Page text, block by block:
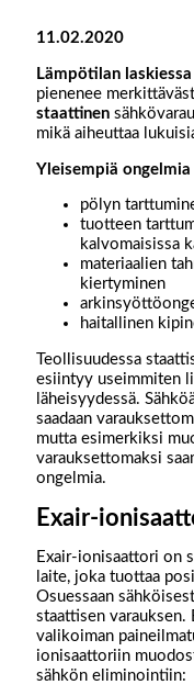
11.02.2020
Lämpötilan laskiessa
pienenee
staattinen
mikä aiheuttaa
Yleisempiä
pölyn
tuotteen
kalvomaisissa
materiaalien
kiertyminen
haitallinen
Teollisuudessa
esiintyy useimmiten
läheisyydessä.
saadaan
mutta esimerkiksi
varauksettomaksi
ongelmia.
Exair-
Exair-ionisaattori on
laite, joka tuottaa
Osuessaan
staattisen
valikoiman
ionisaattoriin
sähkön eliminointiin: